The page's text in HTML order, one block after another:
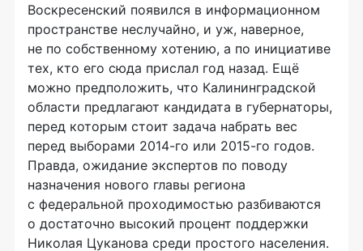
Воскресенский появился в информационном
пространстве неслучайно, и уж, наверное,
не по собственному хотению, а по инициативе
тех, кто его сюда прислал год назад. Ещё
можно предположить, что Калининградской
области предлагают кандидата в губернаторы,
перед которым стоит задача набрать вес
перед выборами 2014-го или 2015-го годов.
Правда, ожидание экспертов по поводу
назначения нового главы региона
с федеральной проходимостью разбиваются
о достаточно высокий процент поддержки
Николая Цуканова среди простого населения.